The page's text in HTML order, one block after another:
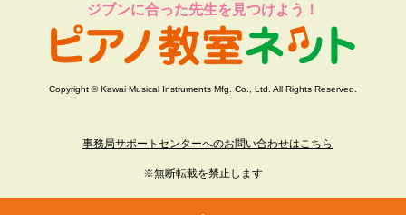
ジブンに合った先生を見つけよう！
Copyright © Kawai Musical Instruments Mfg. Co., Ltd. All Rights Reserved.
事務局サポートセンターへのお問い合わせはこちら
※無断転載を禁止します